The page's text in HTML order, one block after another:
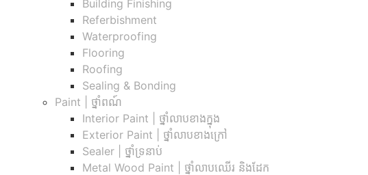
Building Finishing
Referbishment
Waterproofing
Flooring
Roofing
Sealing & Bonding
Paint | ថ្នាំពណ៍
Interior Paint | ថ្នាំលាបខាងក្នុង
Exterior Paint | ថ្នាំលាបខាងក្រៅ
Sealer | ថ្នាំទ្រនាប់
Metal Wood Paint | ថ្នាំលាបឈើរ និងដែក